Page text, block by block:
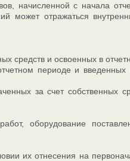
начисленной с начала
может отражаться
средств и освоенных в
периоде и введенных
за счет собственных
оборудование
их отнесения на